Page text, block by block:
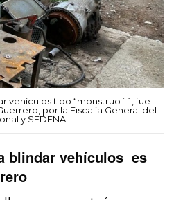
vehículos tipo “monstruo´´, fue
por la Fiscalía General del
y SEDENA.
blindar vehículos es